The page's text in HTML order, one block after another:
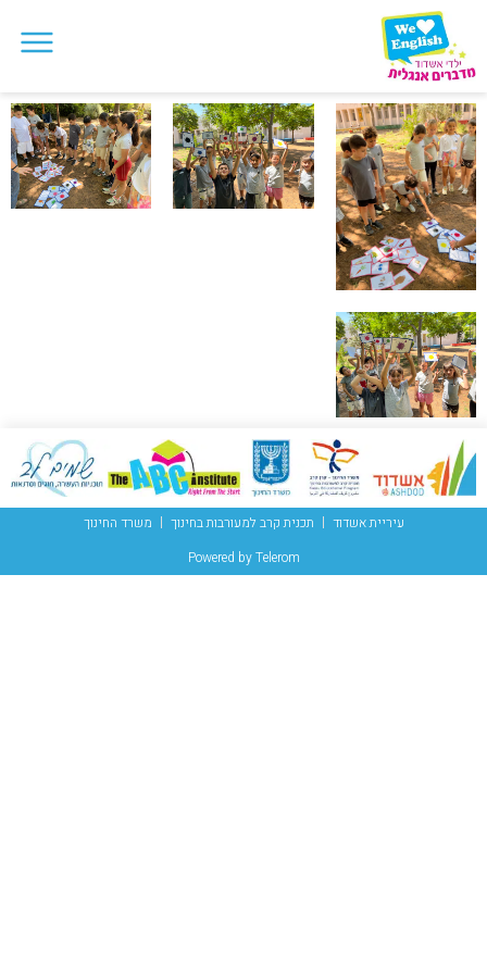
עיריית אשדוד תכנית קרב למעורבות בחינוך
משרד החינוך
Powered by Telerom